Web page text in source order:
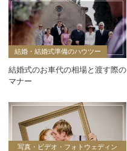
結婚・結婚式準備のハウツー
結婚式のお車代の相場と渡す際の
マナー
写真・ビデオ・フォトウェディン